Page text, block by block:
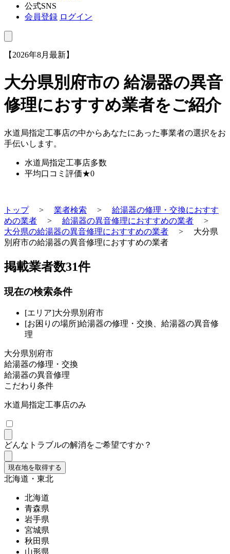
公式SNS
会員登録 ログイン
【2026年8月最新】
大分県別府市の 給湯器の異音
修理におすすめ業者をご紹介
水道局指定工事店の中からあなたにあった事業者の選択をお
手伝いします。
水道局指定工事店多数
平均口コミ評価★0
トップ> 業者検索 > 給湯器の修理・交換におすす
めの業者 > 給湯器の異音修理におすすめの業者 >
大分県の給湯器の異音修理におすすめの業者 > 大分県
別府市の給湯器の異音修理におすすめの業者
掲載業者数31件
現在の検索条件
[エリア]大分県別府市
[お困りの場所]給湯器の修理・交換、給湯器の異音修
理
大分県別府市
給湯器の修理・交換
給湯器の異音修理
こだわり条件
水道局指定工事店のみ
どんなトラブルの解消をご希望ですか？
現在地を取得する
北海道・東北
北海道
青森県
岩手県
宮城県
秋田県
山形県